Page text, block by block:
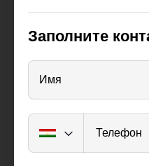
Заполните
Имя
Телефон